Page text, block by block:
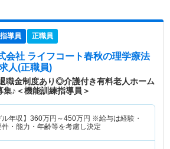
導員 正職員
会社 ライフコート春秋の理学療法
人(正職員)
職金制度あり◎介護付き有料老人ホーム
♪＜機能訓練指導員＞
ル年収】 360万円～450万円 ※給与は経験・
件・能力・年齢等を考慮し決定